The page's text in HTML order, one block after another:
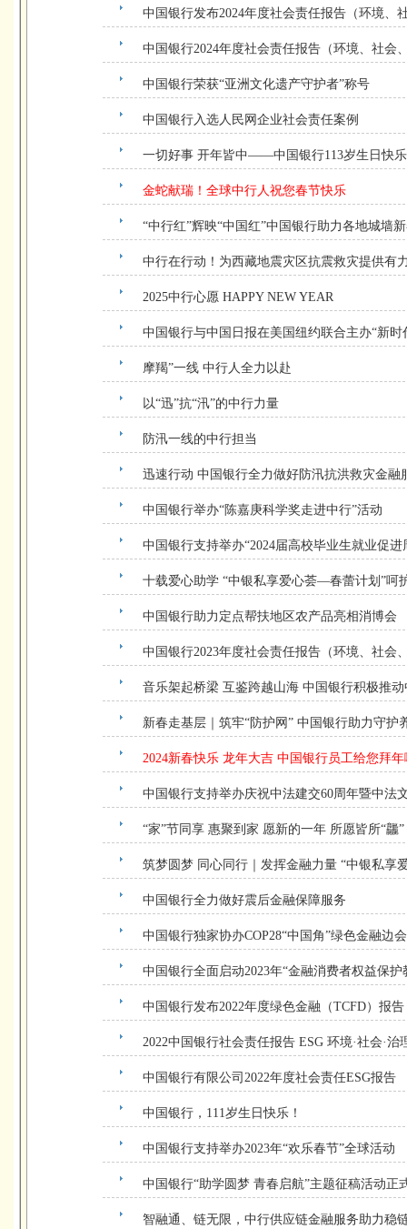
中国银行发布2024年度社会责任报告（环境、
中国银行2024年度社会责任报告（环境、社会
中国银行荣获“亚洲文化遗产守护者”称号
中国银行入选人民网企业社会责任案例
一切好事 开年皆中——中国银行113岁生日快
金蛇献瑞！全球中行人祝您春节快乐
“中行红”辉映“中国红”中国银行助力各地城墙
中行在行动！为西藏地震灾区抗震救灾提供有
2025中行心愿 HAPPY NEW YEAR
中国银行与中国日报在美国纽约联合主办“新时
摩羯”一线 中行人全力以赴
以“迅”抗“汛”的中行力量
防汛一线的中行担当
迅速行动 中国银行全力做好防汛抗洪救灾金融
中国银行举办“陈嘉庚科学奖走进中行”活动
中国银行支持举办“2024届高校毕业生就业促进
十载爱心助学 “中银私享爱心荟—春蕾计划”呵
中国银行助力定点帮扶地区农产品亮相消博会
中国银行2023年度社会责任报告（环境、社会
音乐架起桥梁 互鉴跨越山海 中国银行积极推
新春走基层｜筑牢“防护网” 中国银行助力守护
2024新春快乐 龙年大吉 中国银行员工给您拜年
中国银行支持举办庆祝中法建交60周年暨中法
“家”节同享 惠聚到家 愿新的一年 所愿皆所“龘”
筑梦圆梦 同心同行｜发挥金融力量 “中银私享
中国银行全力做好震后金融保障服务
中国银行独家协办COP28“中国角”绿色金融边
中国银行全面启动2023年“金融消费者权益保护
中国银行发布2022年度绿色金融（TCFD）报告
2022中国银行社会责任报告 ESG 环境·社会·治
中国银行有限公司2022年度社会责任ESG报告
中国银行，111岁生日快乐！
中国银行支持举办2023年“欢乐春节”全球活动
中国银行“助学圆梦 青春启航”主题征稿活动正
智融通、链无限，中行供应链金融服务助力稳